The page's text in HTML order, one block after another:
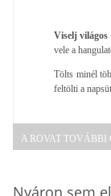
Viselj világos
vele a
Tölts minél
feltölti a
A ROVAT TOVÁBBI
Nyáron sem